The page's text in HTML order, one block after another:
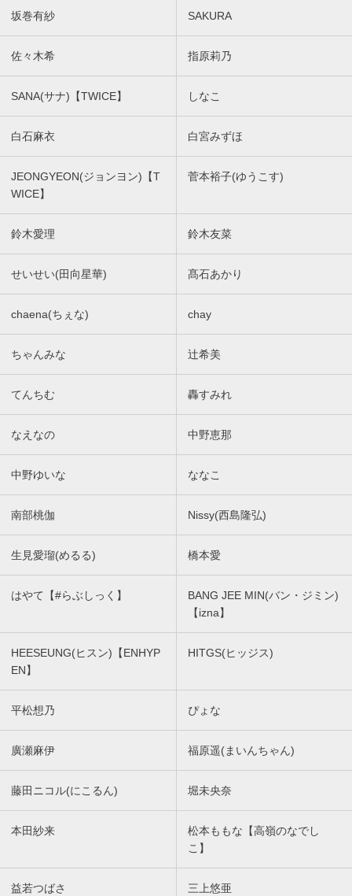
坂巻有紗 SAKURA
佐々木希 指原莉乃
SANA(サナ)【TWICE】 しなこ
白石麻衣 白宮みずほ
JEONGYEON(ジョンヨン)【T
WICE】
菅本裕子(ゆうこす)
鈴木愛理 鈴木友菜
せいせい(田向星華) 髙石あかり
chaena(ちぇな) chay
ちゃんみな 辻希美
てんちむ 轟すみれ
なえなの 中野恵那
中野ゆいな ななこ
南部桃伽 Nissy(西島隆弘)
生見愛瑠(めるる) 橋本愛
はやて【#らぶしっく】
BANG JEE MIN(バン・ジミン)
【izna】
HEESEUNG(ヒスン)【ENHYP
EN】
HITGS(ヒッジス)
平松想乃 ぴょな
廣瀬麻伊 福原遥(まいんちゃん)
藤田ニコル(にこるん) 堀未央奈
本田紗来
松本ももな【高嶺のなでし
こ】
益若つばさ 三上悠亜